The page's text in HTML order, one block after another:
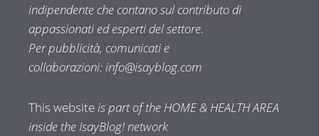
indipendente che contano sul contributo di
appassionati ed esperti del settore.
Per pubblicità, comunicati e
collaborazioni: info@isayblog.com
This website is part of the HOME & HEALTH AREA
inside the IsayBlog! network